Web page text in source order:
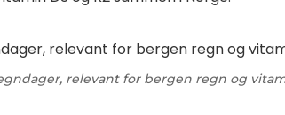
relevant for bergen regn og